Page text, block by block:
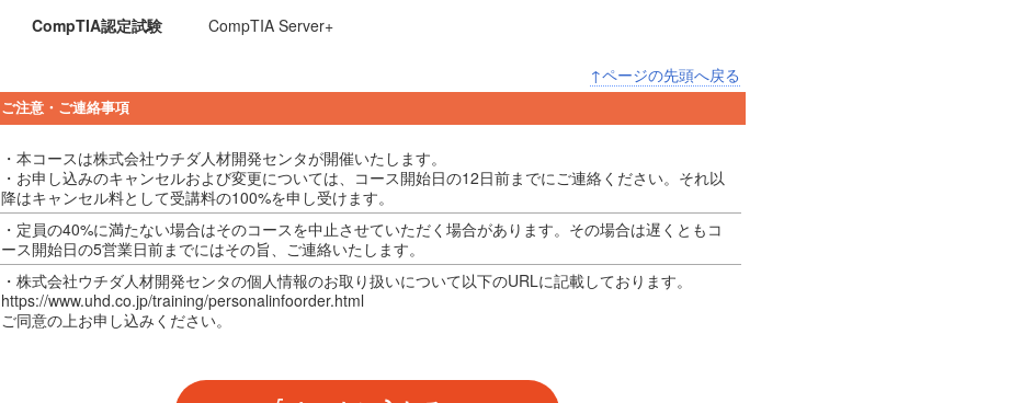
CompTIA認定試験 CompTIA Server+
↑ページの先頭へ戻る
ご注意・ご連絡事項
・本コースは株式会社ウチダ人材開発センタが開催いたします。
・お申し込みのキャンセルおよび変更については、コース開始日の12日前までにご連絡ください。それ以
降はキャンセル料として受講料の100%を申し受けます。
・定員の40%に満たない場合はそのコースを中止させていただく場合があります。その場合は遅くともコ
ース開始日の5営業日前までにはその旨、ご連絡いたします。
・株式会社ウチダ人材開発センタの個人情報のお取り扱いについて以下のURLに記載しております。
https://www.uhd.co.jp/training/personalinfoorder.html
ご同意の上お申し込みください。